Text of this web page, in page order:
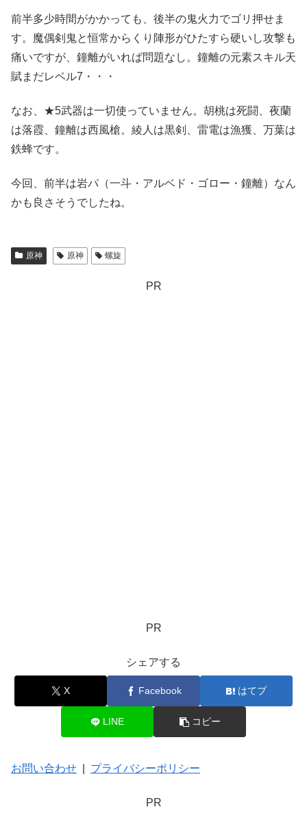
前半多少時間がかかっても、後半の鬼火力でゴリ押せま
す。魔偶剣鬼と恒常からくり陣形がひたすら硬いし攻撃も
痛いですが、鐘離がいれば問題なし。鐘離の元素スキル天
賦まだレベル7・・・
なお、★5武器は一切使っていません。胡桃は死闘、夜蘭
は落霞、鐘離は西風槍。綾人は黒剣、雷電は漁獲、万葉は
鉄蜂です。
今回、前半は岩パ（一斗・アルベド・ゴロー・鐘離）なん
かも良さそうでしたね。
原神 原神 螺旋
PR
PR
シェアする
X Facebook はてブ
LINE コピー
お問い合わせ プライバシーポリシー
PR